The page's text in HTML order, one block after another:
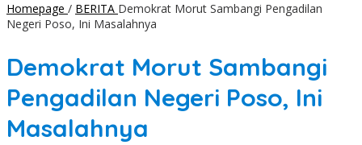
Homepage / BERITA Demokrat Morut Sambangi Pengadilan
Negeri Poso, Ini Masalahnya
Demokrat Morut Sambangi
Pengadilan Negeri Poso, Ini
Masalahnya